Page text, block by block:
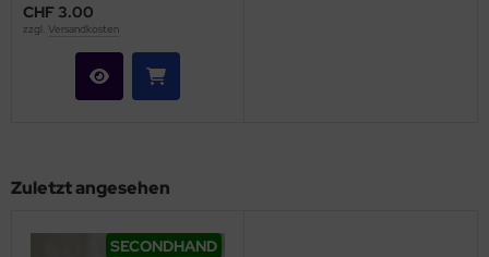
CHF 3.00
zzgl. Versandkosten
Zuletzt angesehen
SECONDHAND